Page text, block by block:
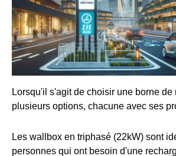
Lorsqu'il s'agit de choisir une borne
plusieurs options, chacune avec ses
Les wallbox en triphasé (22kW) sont
personnes qui ont besoin d'une